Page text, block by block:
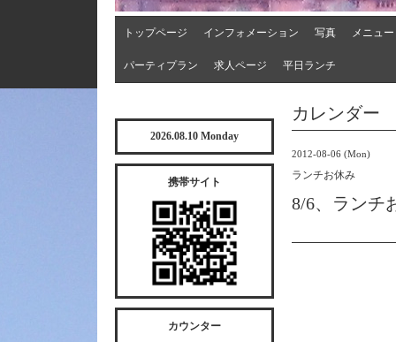
トップページ インフォメーション 写真 メニュー
パーティプラン 求人ページ 平日ランチ
カレンダー
2012-08-06 (Mon)
ランチお休み
8/6、ランチ
2026.08.10 Monday
携帯サイト
カウンター